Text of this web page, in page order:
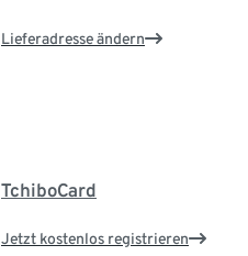
Lieferadresse ändern
TchiboCard
Jetzt kostenlos registrieren